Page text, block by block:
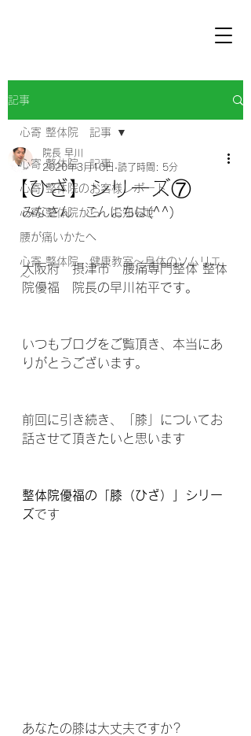
記事
心寄 整体院 記事
心寄 整体院のお客様レポート
心寄 整体院から お知らせ
腰が痛いかたへ
心寄 整体院 健康教室～身体のソムリエ
～
心寄 整体院 記事
【ひざ】シリーズ⑦
院長 早川
2020年3月10日 読了時間: 5分
みなさん　こんにちは(^^)
大阪府　摂津市　腰痛専門整体 整体
院優福　院長の早川祐平です。
いつもブログをご覧頂き、本当にあ
りがとうございます。
前回に引き続き、「膝」についてお
話させて頂きたいと思います
整体院優福の「膝（ひざ）」シリー
ズです
あなたの膝は大丈夫ですか?